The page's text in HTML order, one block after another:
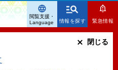
情報を探す 緊急情報
閉じる
閲覧支援・
Language